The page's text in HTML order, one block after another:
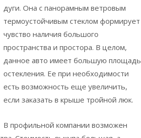
дуги. Она с панорамным ветровым
термоустойчивым стеклом формирует
чувство наличия большого
пространства и простора. В целом,
данное авто имеет большую площадь
остекления. Ее при необходимости
есть возможность еще увеличить,
если заказать в крыше тройной люк.
В профильной компании возможен